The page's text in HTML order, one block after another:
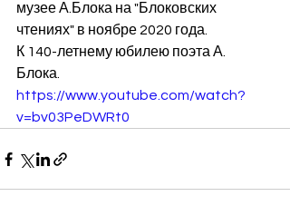
музее А.Блока на "Блоковских
чтениях" в ноябре 2020 года.
К 140-летнему юбилею поэта А.
Блока.
https://www.youtube.com/watch?
v=bv03PeDWRt0